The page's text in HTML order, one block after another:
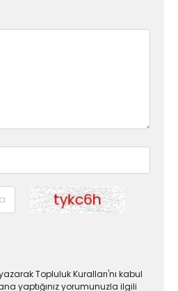
Topluluk Kuralları'nı kabul
yaptığınız yorumunuzla ilgili